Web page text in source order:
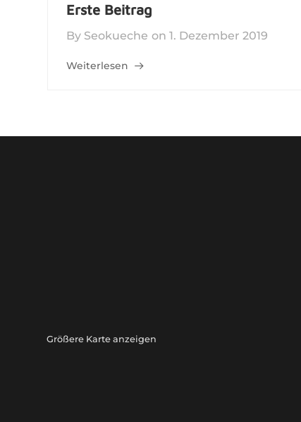
Erste Beitrag
By Seokueche on 1. Dezember 2019
Weiterlesen
Größere Karte anzeigen